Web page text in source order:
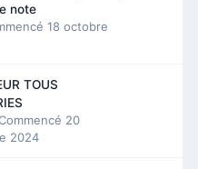
note
18 octobre
TOUS
20
2024